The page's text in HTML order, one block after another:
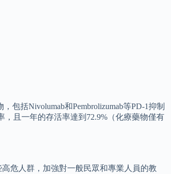
包括Nivolumab和Pembrolizumab等PD-1抑制
，且一年的存活率達到72.9%（化療藥物僅有
危人群，加強對一般民眾和專業人員的教